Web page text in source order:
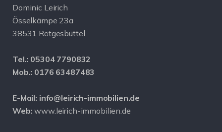
Dominic Leirich
Össelkämpe 23a
38531 Rötgesbüttel
Tel.: 05304 7790832
Mob.: 0176 63487483
E-Mail: info@leirich-immobilien.de
Web: www.leirich-immobilien.de